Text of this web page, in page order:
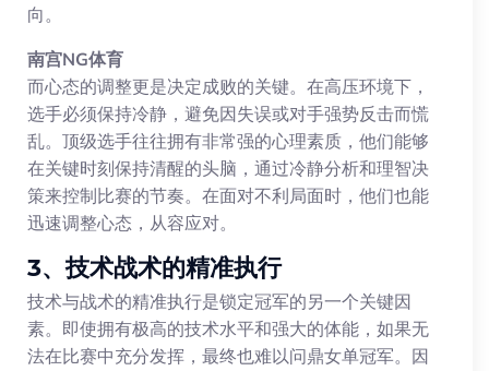
向。
南宫NG体育
而心态的调整更是决定成败的关键。在高压环境下，
选手必须保持冷静，避免因失误或对手强势反击而慌
乱。顶级选手往往拥有非常强的心理素质，他们能够
在关键时刻保持清醒的头脑，通过冷静分析和理智决
策来控制比赛的节奏。在面对不利局面时，他们也能
迅速调整心态，从容应对。
3、技术战术的精准执行
技术与战术的精准执行是锁定冠军的另一个关键因
素。即使拥有极高的技术水平和强大的体能，如果无
法在比赛中充分发挥，最终也难以问鼎女单冠军。因